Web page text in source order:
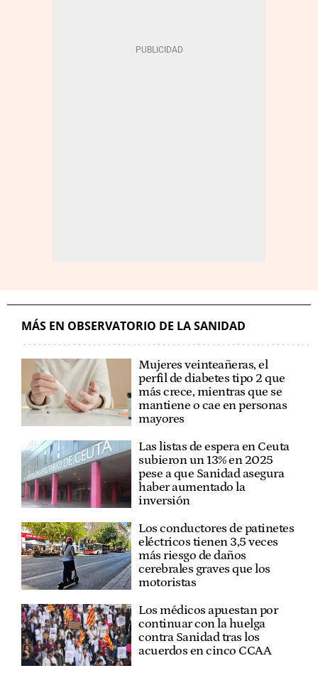
MÁS EN OBSERVATORIO DE LA SANIDAD
Mujeres veinteañeras, el
perfil de diabetes tipo 2 que
más crece, mientras que se
mantiene o cae en personas
mayores
Las listas de espera en Ceuta
subieron un 13% en 2025
pese a que Sanidad asegura
haber aumentado la
inversión
Los conductores de patinetes
eléctricos tienen 3,5 veces
más riesgo de daños
cerebrales graves que los
motoristas
Los médicos apuestan por
continuar con la huelga
contra Sanidad tras los
acuerdos en cinco CCAA